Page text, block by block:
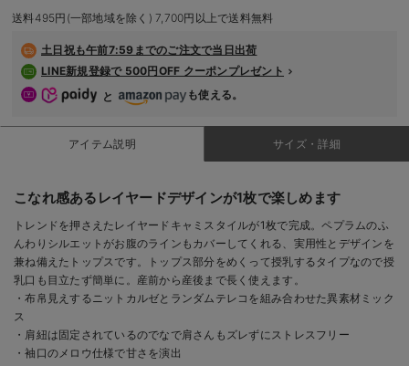
送料495円(一部地域を除く) 7,700円以上で送料無料
土日祝も午前7:59までのご注文で当日出荷
LINE新規登録で 500円OFF クーポンプレゼント
と
も使える。
アイテム説明 サイズ・詳細
こなれ感あるレイヤードデザインが1枚で楽しめます
トレンドを押さえたレイヤードキャミスタイルが1枚で完成。ペプラムのふ
んわりシルエットがお腹のラインもカバーしてくれる、実用性とデザインを
兼ね備えたトップスです。トップス部分をめくって授乳するタイプなので授
乳口も目立たず簡単に。産前から産後まで長く使えます。
・布帛見えするニットカルゼとランダムテレコを組み合わせた異素材ミック
ス
・肩紐は固定されているのでなで肩さんもズレずにストレスフリー
・袖口のメロウ仕様で甘さを演出